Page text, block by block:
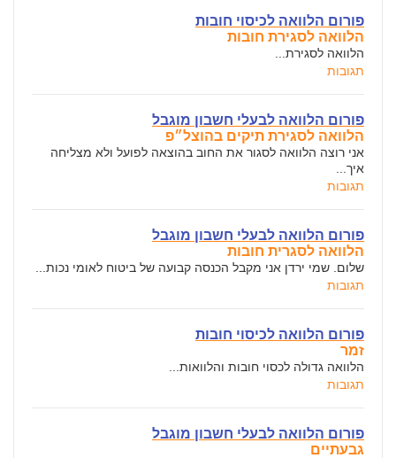
פורום הלוואה לכיסוי חובות
הלוואה לסגירת חובות
הלוואה לסגירת...
תגובות
פורום הלוואה לבעלי חשבון מוגבל
הלוואה לסגירת תיקים בהוצל״פ
אני רוצה הלוואה לסגור את החוב בהוצאה לפועל ולא מצליחה
איך...
תגובות
פורום הלוואה לבעלי חשבון מוגבל
הלוואה לסגרית חובות
שלום. שמי ירדן אני מקבל הכנסה קבועה של ביטוח לאומי נכות...
תגובות
פורום הלוואה לכיסוי חובות
זמר
הלוואה גדולה לכסוי חובות והלוואות...
תגובות
פורום הלוואה לבעלי חשבון מוגבל
גבעתיים